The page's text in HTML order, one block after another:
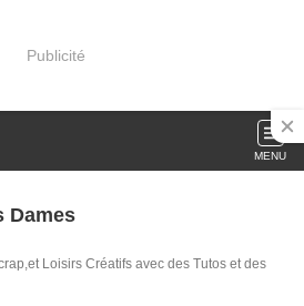
Publicité
MENU
Dames
Loisirs Créatifs avec des Tutos et des